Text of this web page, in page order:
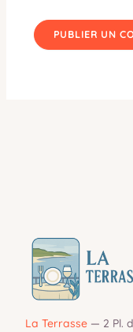
La Terrasse — 2 Pl.